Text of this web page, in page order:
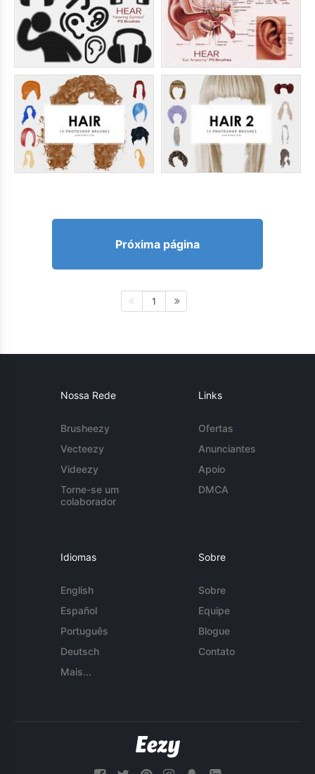
Próxima página
1
Nossa Rede
Brusheezy
Vecteezy
Videezy
Torne-se um
colaborador
Links
Ofertas
Anunciantes
Apoio
DMCA
Idiomas
English
Español
Português
Deutsch
Mais...
Sobre
Sobre
Equipe
Blogue
Contato